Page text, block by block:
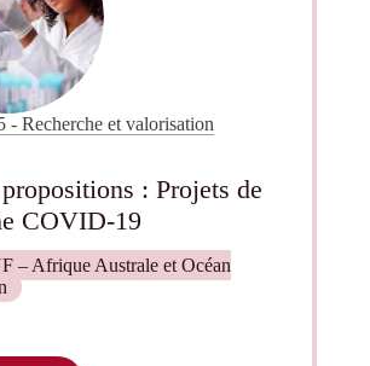
- Recherche et valorisation
: Projets de
COVID-19
– Afrique Australe et Océan